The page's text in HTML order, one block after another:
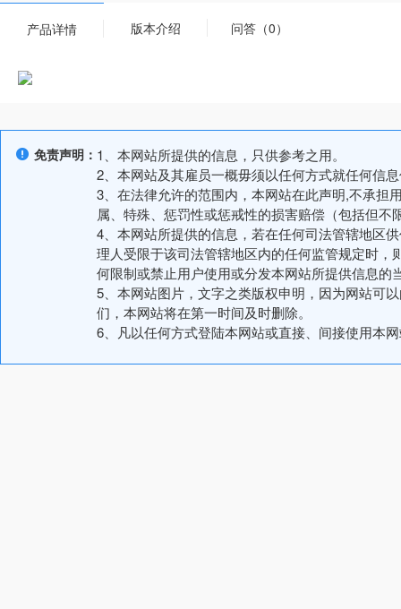
产品详情 版本介绍 问答（0）
免责声明： 1、本网站所提供的信息，只供参考之用。
2、本网站及其雇员一概毋须以任何方式就任何信
3、在法律允许的范围内，本网站在此声明,不承担
属、特殊、惩罚性或惩戒性的损害赔偿（包括但
4、本网站所提供的信息，若在任何司法管辖地区
理人受限于该司法管辖地区内的任何监管规定时
何限制或禁止用户使用或分发本网站所提供信息的
5、本网站图片，文字之类版权申明，因为网站可
们，本网站将在第一时间及时删除。
6、凡以任何方式登陆本网站或直接、间接使用本